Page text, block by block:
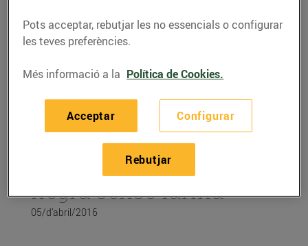
RECEPTES
Pessic de xocolata
negra sense farina
05/d’abril/2016
Pots acceptar, rebutjar les no essencials o configurar
les teves preferències.
Més informació a la Política de Cookies.
Configurar
Rebutjar
Acceptar